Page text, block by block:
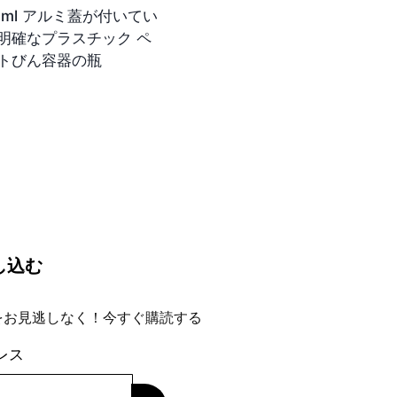
アルミ蓋が付いてい
確なプラスチック ペ
びん容器の瓶
込む
見逃しなく！今すぐ購読する
ス